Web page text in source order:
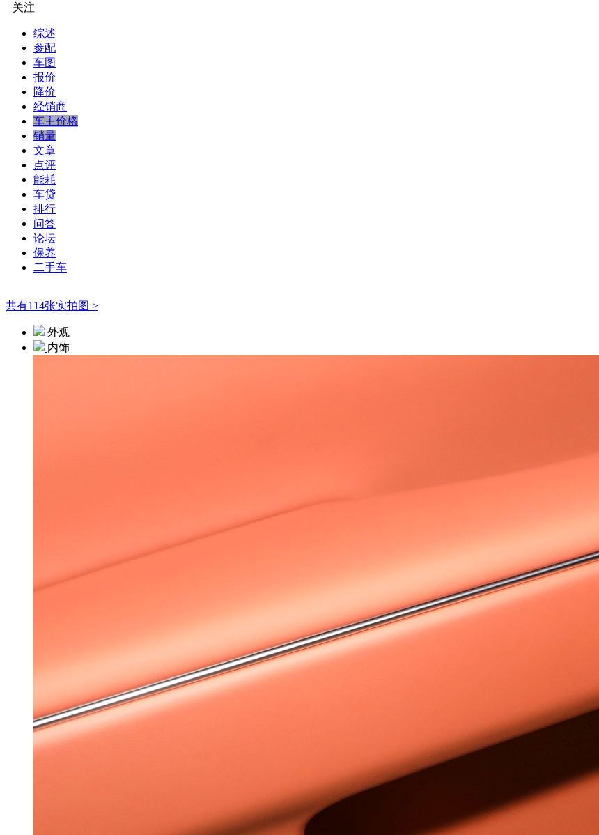
关注
综述
参配
车图
报价
降价
经销商
车主价格
销量
文章
点评
能耗
车贷
排行
问答
论坛
保养
二手车
共有114张实拍图 >
外观
内饰